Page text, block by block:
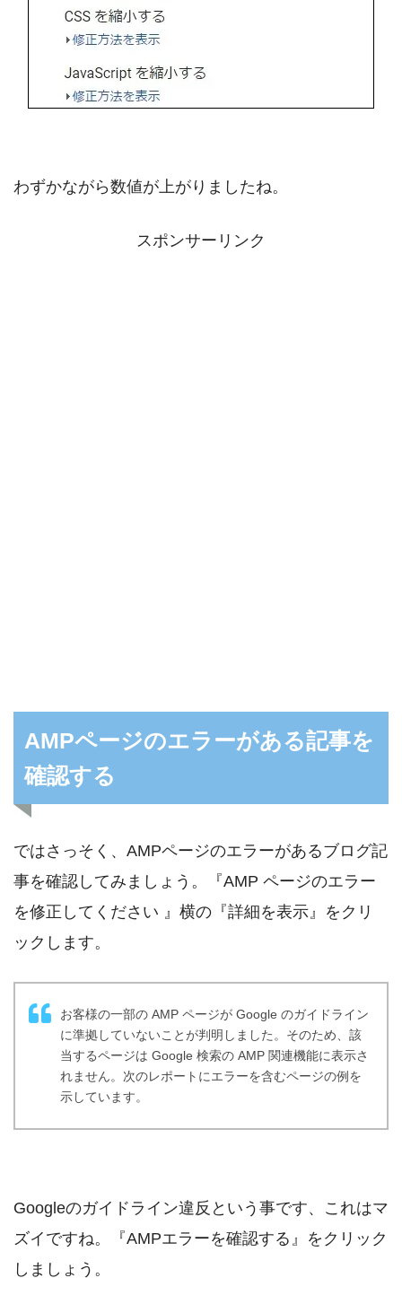
わずかながら数値が上がりましたね。
スポンサーリンク
AMPページのエラーがある記事を
確認する
ではさっそく、AMPページのエラーがあるブログ記
事を確認してみましょう。『AMP ページのエラー
を修正してください 』横の『詳細を表示』をクリ
ックします。
お客様の一部の AMP ページが Google のガイドライン
に準拠していないことが判明しました。そのため、該
当するページは Google 検索の AMP 関連機能に表示さ
れません。次のレポートにエラーを含むページの例を
示しています。
Googleのガイドライン違反という事です、これはマ
ズイですね。『AMPエラーを確認する』をクリック
しましょう。